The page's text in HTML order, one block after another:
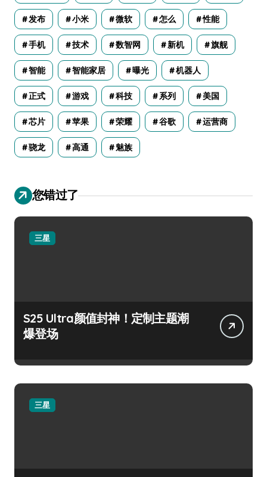
发布 小米 微软 怎么 性能
手机 技术 数智网 新机 旗舰
智能 智能家居 曝光 机器人
正式 游戏 科技 系列 美国
芯片 苹果 荣耀 谷歌 运营商
骁龙 高通 魅族
您错过了
三星
S25 Ultra颜值封神！定制主题潮
爆登场
三星